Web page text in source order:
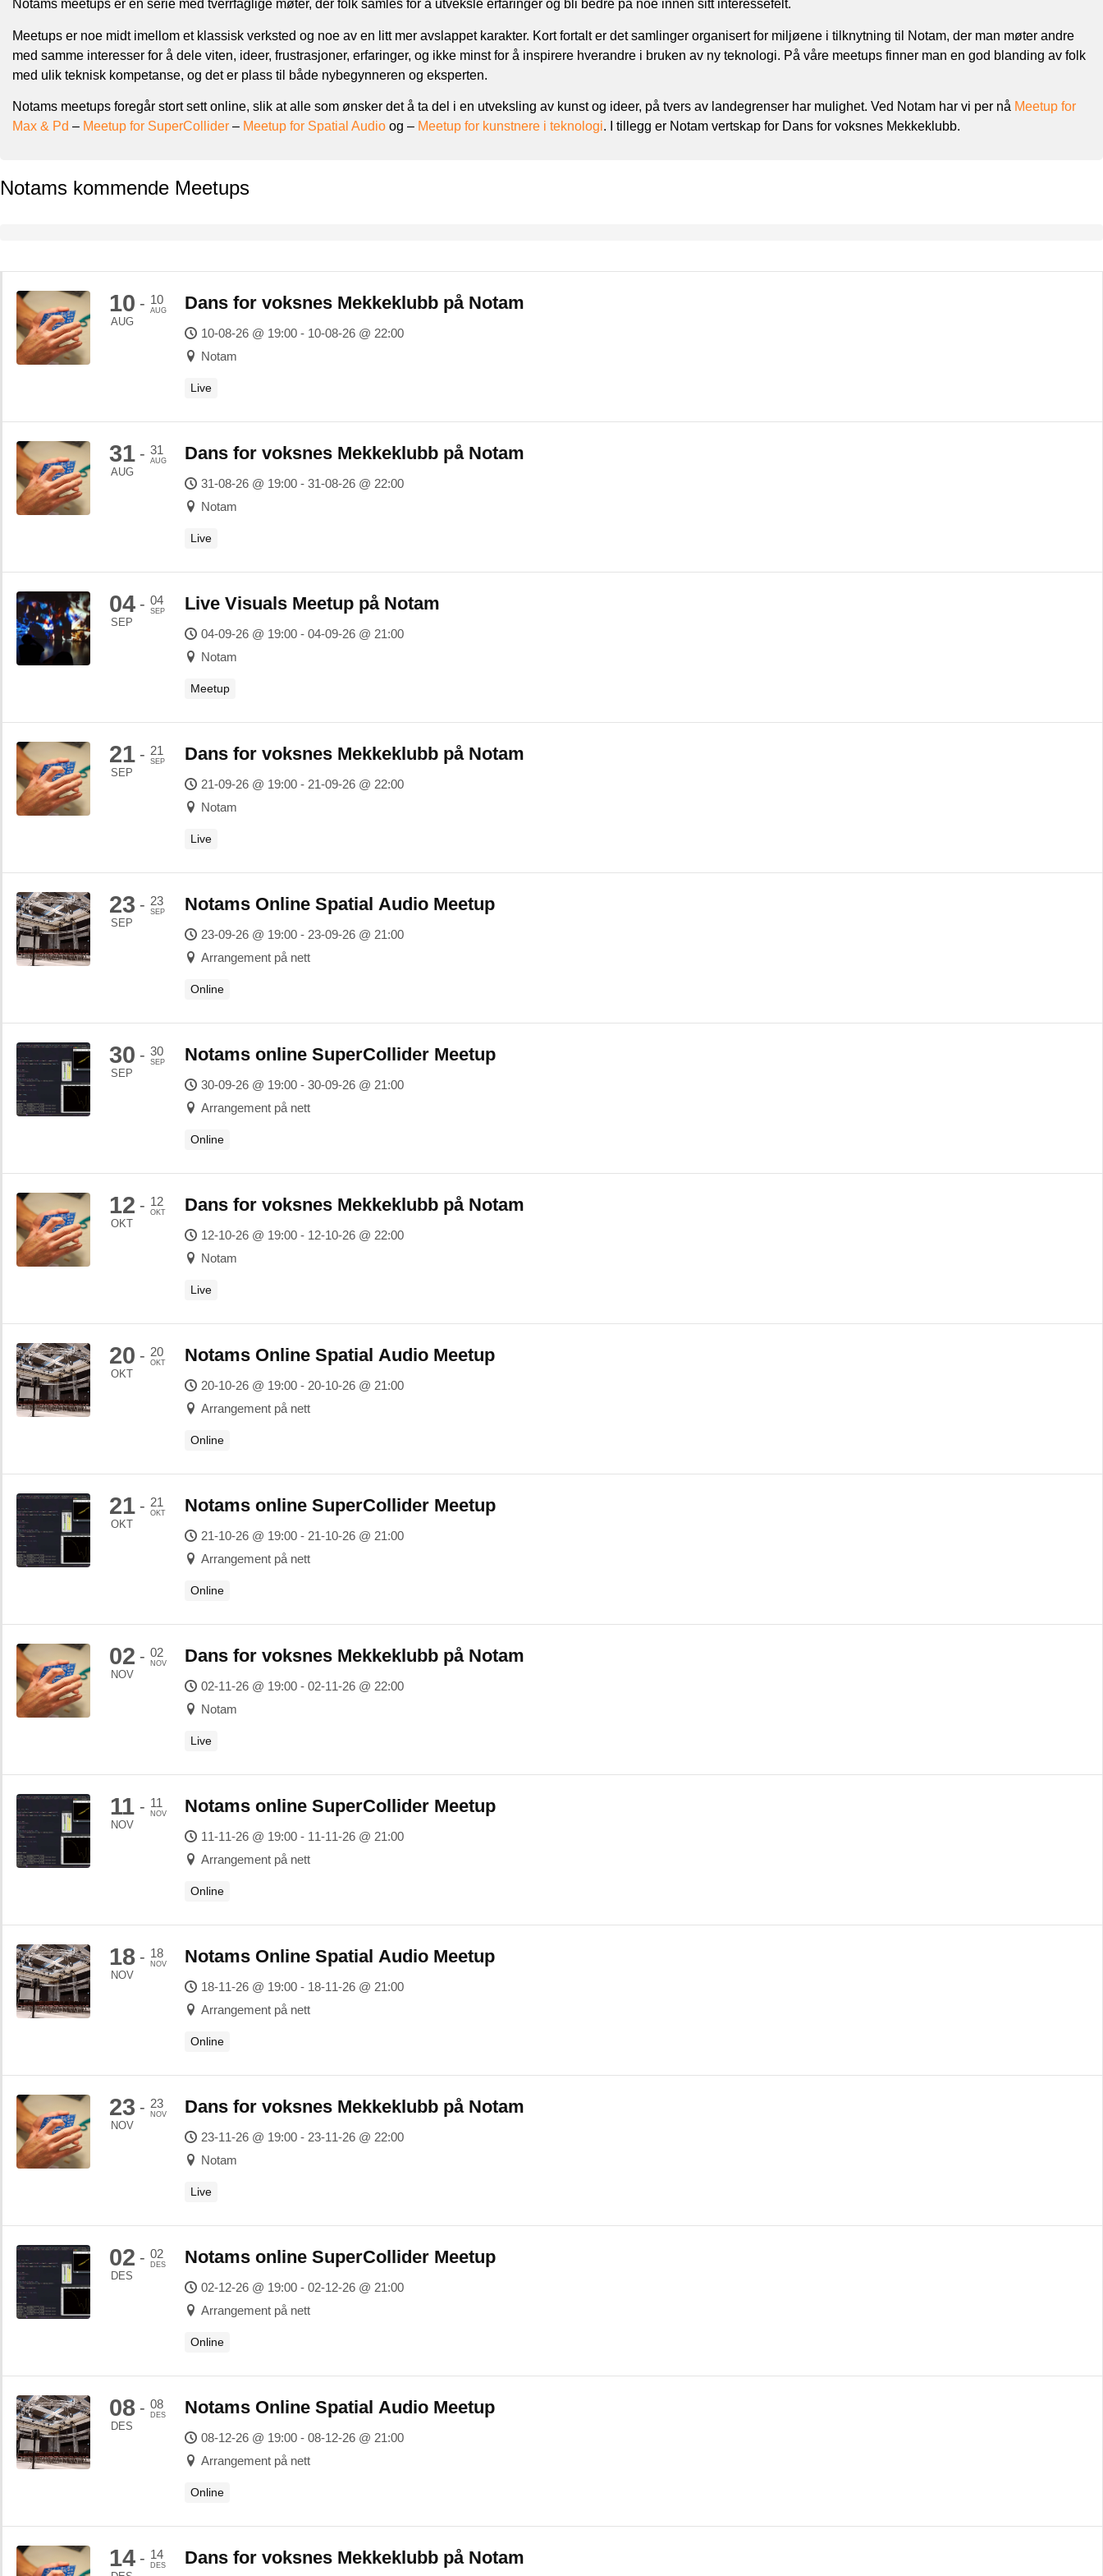
Notams meetups er en serie med tverrfaglige møter, der folk samles for å utveksle erfaringer og bli bedre på noe innen sitt interessefelt.
Meetups er noe midt imellom et klassisk verksted og noe av en litt mer avslappet karakter. Kort fortalt er det samlinger organisert for miljøene i tilknytning til Notam, der man møter andre
med samme interesser for å dele viten, ideer, frustrasjoner, erfaringer, og ikke minst for å inspirere hverandre i bruken av ny teknologi. På våre meetups finner man en god blanding av folk
med ulik teknisk kompetanse, og det er plass til både nybegynneren og eksperten.
Notams meetups foregår stort sett online, slik at alle som ønsker det å ta del i en utveksling av kunst og ideer, på tvers av landegrenser har mulighet. Ved Notam har vi per nå Meetup for
Max & Pd – Meetup for SuperCollider – Meetup for Spatial Audio og – Meetup for kunstnere i teknologi. I tillegg er Notam vertskap for Dans for voksnes Mekkeklubb.
Notams kommende Meetups
10
AUG
- 10
AUG Dans for voksnes Mekkeklubb på Notam
10-08-26 @ 19:00 - 10-08-26 @ 22:00
Notam
Live
31
AUG
- 31
AUG Dans for voksnes Mekkeklubb på Notam
31-08-26 @ 19:00 - 31-08-26 @ 22:00
Notam
Live
04
SEP
- 04
SEP Live Visuals Meetup på Notam
04-09-26 @ 19:00 - 04-09-26 @ 21:00
Notam
Meetup
21
SEP
- 21
SEP Dans for voksnes Mekkeklubb på Notam
21-09-26 @ 19:00 - 21-09-26 @ 22:00
Notam
Live
23
SEP
- 23
SEP Notams Online Spatial Audio Meetup
23-09-26 @ 19:00 - 23-09-26 @ 21:00
Arrangement på nett
Online
30
SEP
- 30
SEP Notams online SuperCollider Meetup
30-09-26 @ 19:00 - 30-09-26 @ 21:00
Arrangement på nett
Online
12
OKT
- 12
OKT Dans for voksnes Mekkeklubb på Notam
12-10-26 @ 19:00 - 12-10-26 @ 22:00
Notam
Live
20
OKT
- 20
OKT Notams Online Spatial Audio Meetup
20-10-26 @ 19:00 - 20-10-26 @ 21:00
Arrangement på nett
Online
21
OKT
- 21
OKT Notams online SuperCollider Meetup
21-10-26 @ 19:00 - 21-10-26 @ 21:00
Arrangement på nett
Online
02
NOV
- 02
NOV Dans for voksnes Mekkeklubb på Notam
02-11-26 @ 19:00 - 02-11-26 @ 22:00
Notam
Live
11
NOV
- 11
NOV Notams online SuperCollider Meetup
11-11-26 @ 19:00 - 11-11-26 @ 21:00
Arrangement på nett
Online
18
NOV
- 18
NOV Notams Online Spatial Audio Meetup
18-11-26 @ 19:00 - 18-11-26 @ 21:00
Arrangement på nett
Online
23
NOV
- 23
NOV Dans for voksnes Mekkeklubb på Notam
23-11-26 @ 19:00 - 23-11-26 @ 22:00
Notam
Live
02
DES
- 02
DES Notams online SuperCollider Meetup
02-12-26 @ 19:00 - 02-12-26 @ 21:00
Arrangement på nett
Online
08
DES
- 08
DES Notams Online Spatial Audio Meetup
08-12-26 @ 19:00 - 08-12-26 @ 21:00
Arrangement på nett
Online
14 - 14
DES Dans for voksnes Mekkeklubb på Notam